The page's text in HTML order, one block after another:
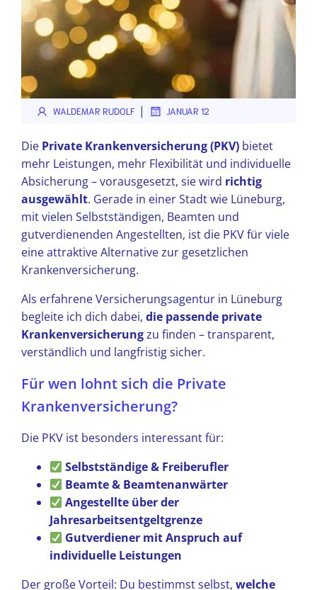
WALDEMAR RUDOLF | JANUAR 12
Die Private Krankenversicherung (PKV) bietet
mehr Leistungen, mehr Flexibilität und individuelle
Absicherung – vorausgesetzt, sie wird richtig
ausgewählt. Gerade in einer Stadt wie Lüneburg,
mit vielen Selbstständigen, Beamten und
gutverdienenden Angestellten, ist die PKV für viele
eine attraktive Alternative zur gesetzlichen
Krankenversicherung.
Als erfahrene Versicherungsagentur in Lüneburg
begleite ich dich dabei, die passende private
Krankenversicherungzu finden – transparent,
verständlich und langfristig sicher.
Für wen lohnt sich die Private
Krankenversicherung?
Die PKV ist besonders interessant für:
Selbstständige & Freiberufler
Beamte & Beamtenanwärter
Angestellte über der
Jahresarbeitsentgeltgrenze
Gutverdiener mit Anspruch auf
individuelle Leistungen
Der große Vorteil: Du bestimmst selbst, welche